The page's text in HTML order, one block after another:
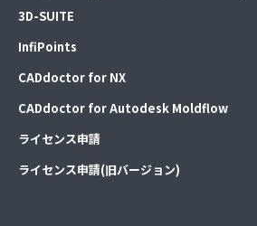
3D-SUITE
InfiPoints
CADdoctor for NX
CADdoctor for Autodesk Moldflow
ライセンス申請
ライセンス申請(旧バージョン)